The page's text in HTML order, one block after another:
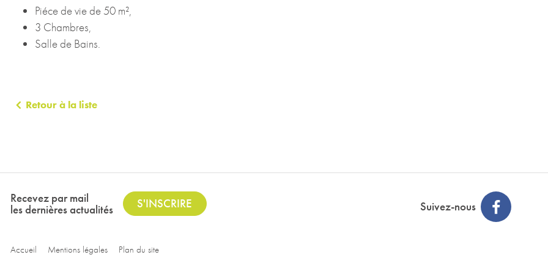
Piéce de vie de 50 m²,
3 Chambres,
Salle de Bains.
Retour à la liste
Recevez par mail
les dernières actualités S'INSCRIRE Suivez-nous
Accueil Mentions légales Plan du site